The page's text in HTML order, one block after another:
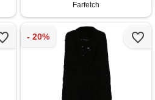
Farfetch